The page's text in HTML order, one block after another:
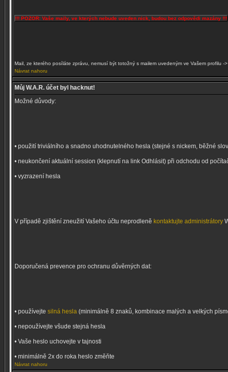
!!! POZOR: Vaše maily, ve kterých nebude uveden nick, budou bez odpovědi mazány !!!
Mail, ze kterého posíláte zprávu, nemusí být totožný s mailem uvedeným ve Vašem profilu -
Návrat nahoru
Můj W.A.R. účet byl hacknut!
Možné důvody:
• použití triviálního a snadno uhodnutelného hesla (stejné s nickem, běžné
• neukončení aktuální session (klepnutí na link Odhlásit) při odchodu od
• vyzrazení hesla
V případě zjištění zneužití Vašeho účtu neprodleně kontaktujte administrátory
Doporučená prevence pro ochranu důvěrných dat:
• používejte silná hesla (minimálně 8 znaků, kombinace malých a velkých
• nepoužívejte všude stejná hesla
• Vaše heslo uchovejte v tajnosti
• minimálně 2x do roka heslo změňte
Návrat nahoru